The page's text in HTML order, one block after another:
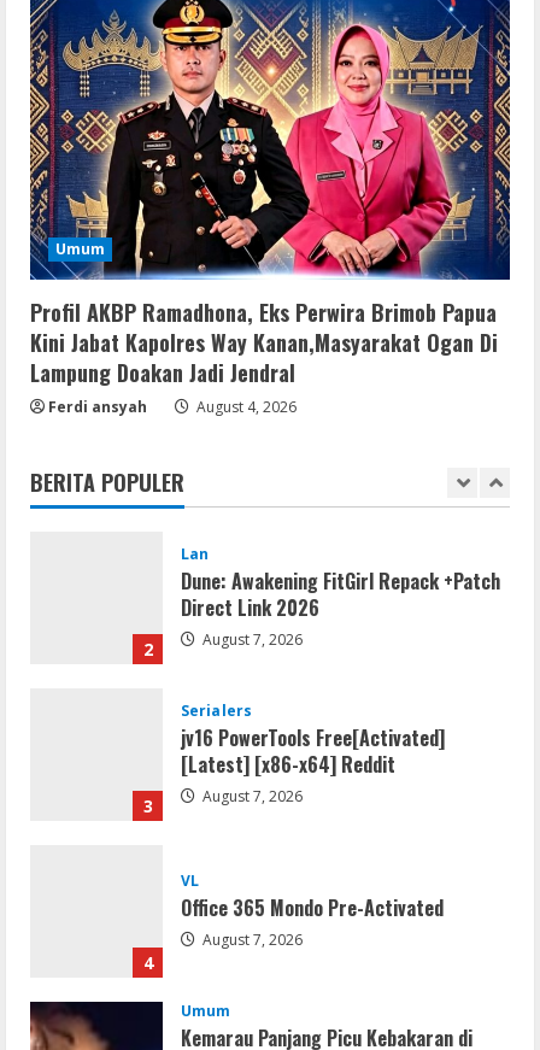
Umum
Profil AKBP Ramadhona, Eks Perwira Brimob Papua
Kini Jabat Kapolres Way Kanan,Masyarakat Ogan Di
Lampung Doakan Jadi Jendral
Ferdi ansyah August 4, 2026
BERITA POPULER
3 August 7, 2026
4
VL
Office 365 Mondo Pre-Activated
August 7, 2026
5
Umum
Kemarau Panjang Picu Kebakaran di
Sangkaran Bhakti; Rumah Ibu Yuli
Hangus Dilalap Api
August 7, 2026
1
2
Lan
Dune: Awakening FitGirl Repack +Patch
Direct Link 2026
August 7, 2026
3
Serialers
jv16 PowerTools Free[Activated]
[Latest] [x86-x64] Reddit
August 7, 2026
4
VL
Office 365 Mondo Pre-Activated
August 7, 2026
Umum
Kemarau Panjang Picu Kebakaran di